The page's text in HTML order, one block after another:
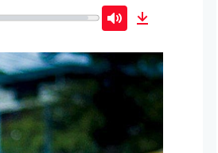
Mute